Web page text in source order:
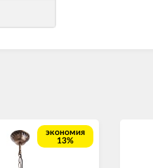
экономия
13%